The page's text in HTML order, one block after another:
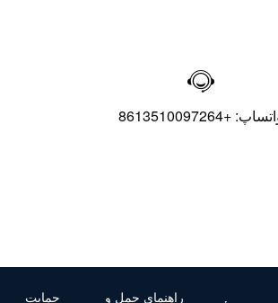

+8613510097264
حمایت راهنمای حمل و